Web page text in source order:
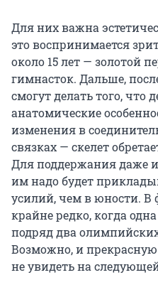
Для них важна
это воспринимается
около 15 лет — золотой
гимнасток. Дальше,
смогут делать того,
анатомические
изменения в
связках — скелет
Для поддержания даже
им надо будет
усилий, чем в юности. В
крайне редко, когда
подряд два
Возможно, и
не увидеть на